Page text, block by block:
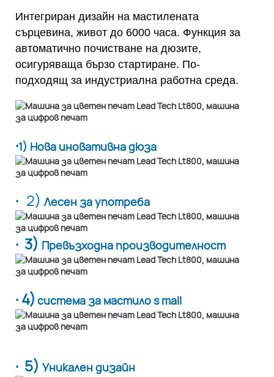
Интегриран дизайн на мастилената
сърцевина, живот до 6000 часа. Функция за
автоматично почистване на дюзите,
осигуряваща бързо стартиране. По-
подходящ за индустриална работна среда.
·1) Нова иновативна дюза
· 2) Лесен за употреба
· 3) Превъзходна производителност
· 4) система за мастило s mall
· 5) Уникален дизайн